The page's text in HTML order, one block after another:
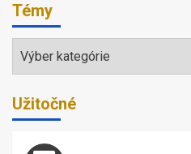
Témy
Témy
Užitočné